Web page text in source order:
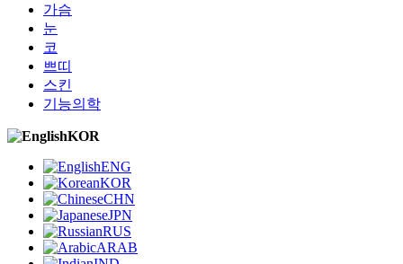
가슴
눈
코
쁘띠
스킨
기능의학
KOR
ENG
KOR
CHN
JPN
RUS
ARAB